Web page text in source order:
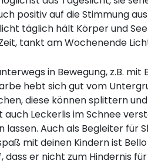
positiv auf die Stimmung
täglich hält Körper und
tankt am Wochenende
in Bewegung, z.B. mit
hebt sich gut vom
diese können splittern
auch Leckerlis im Schnee
lassen. Auch als Begleiter für
mit deinen Kindern ist
dass er nicht zum Hindernis